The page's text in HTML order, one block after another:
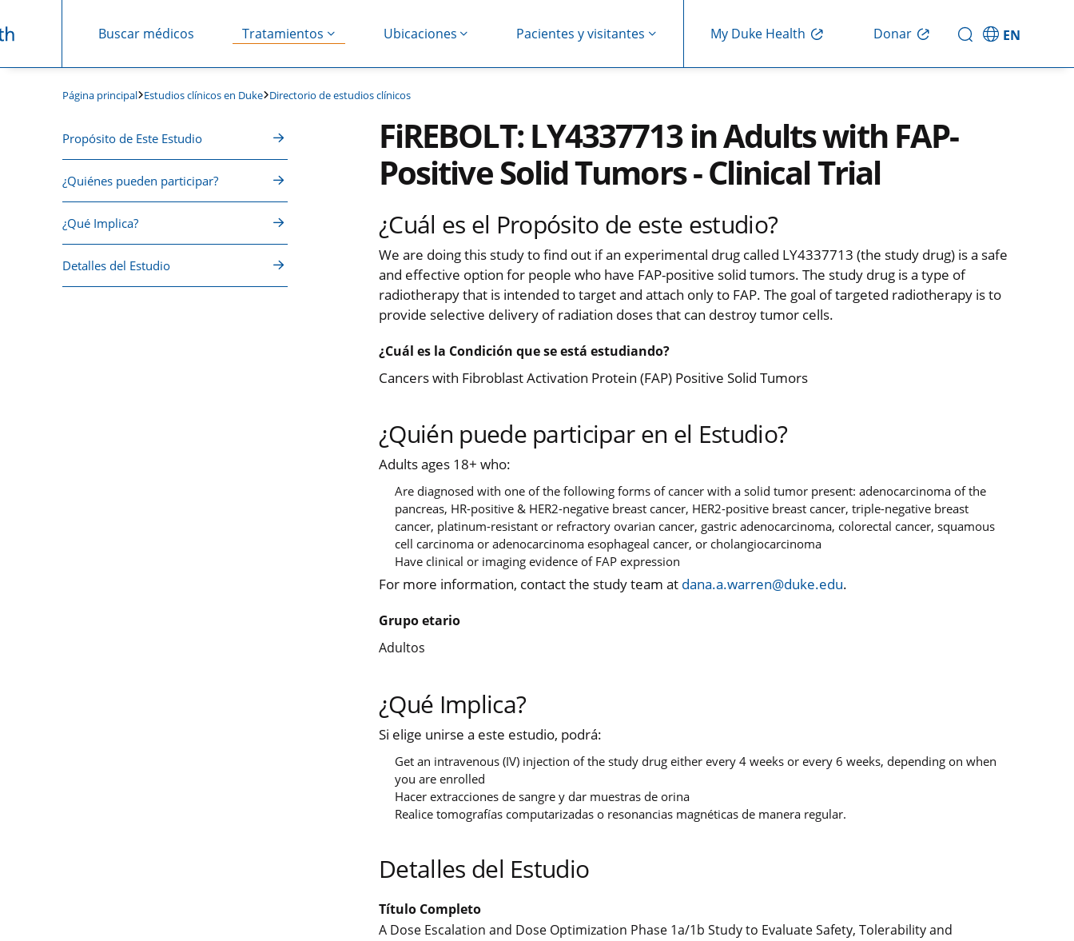
Buscar médicos Tratamientos Ubicaciones Pacientes y visitantes My Duke Health Donar EN
Página principal Estudios clínicos en Duke Directorio de estudios clínicos
Propósito de Este Estudio
¿Quiénes pueden participar?
¿Qué Implica?
Detalles del Estudio
FiREBOLT: LY4337713 in Adults with FAP-
Positive Solid Tumors - Clinical Trial
¿Cuál es el Propósito de este estudio?
We are doing this study to find out if an experimental drug called LY4337713 (the study drug) is a safe
and effective option for people who have FAP-positive solid tumors. The study drug is a type of
radiotherapy that is intended to target and attach only to FAP. The goal of targeted radiotherapy is to
provide selective delivery of radiation doses that can destroy tumor cells.
¿Cuál es la Condición que se está estudiando?
Cancers with Fibroblast Activation Protein (FAP) Positive Solid Tumors
¿Quién puede participar en el Estudio?
Adults ages 18+ who:
Are diagnosed with one of the following forms of cancer with a solid tumor present: adenocarcinoma of the
pancreas, HR-positive & HER2-negative breast cancer, HER2-positive breast cancer, triple-negative breast
cancer, platinum-resistant or refractory ovarian cancer, gastric adenocarcinoma, colorectal cancer, squamous
cell carcinoma or adenocarcinoma esophageal cancer, or cholangiocarcinoma
Have clinical or imaging evidence of FAP expression
For more information, contact the study team at dana.a.warren@duke.edu.
Grupo etario
Adultos
¿Qué Implica?
Si elige unirse a este estudio, podrá:
Get an intravenous (IV) injection of the study drug either every 4 weeks or every 6 weeks, depending on when
you are enrolled
Hacer extracciones de sangre y dar muestras de orina
Realice tomografías computarizadas o resonancias magnéticas de manera regular.
Detalles del Estudio
Título Completo
A Dose Escalation and Dose Optimization Phase 1a/1b Study to Evaluate Safety, Tolerability and